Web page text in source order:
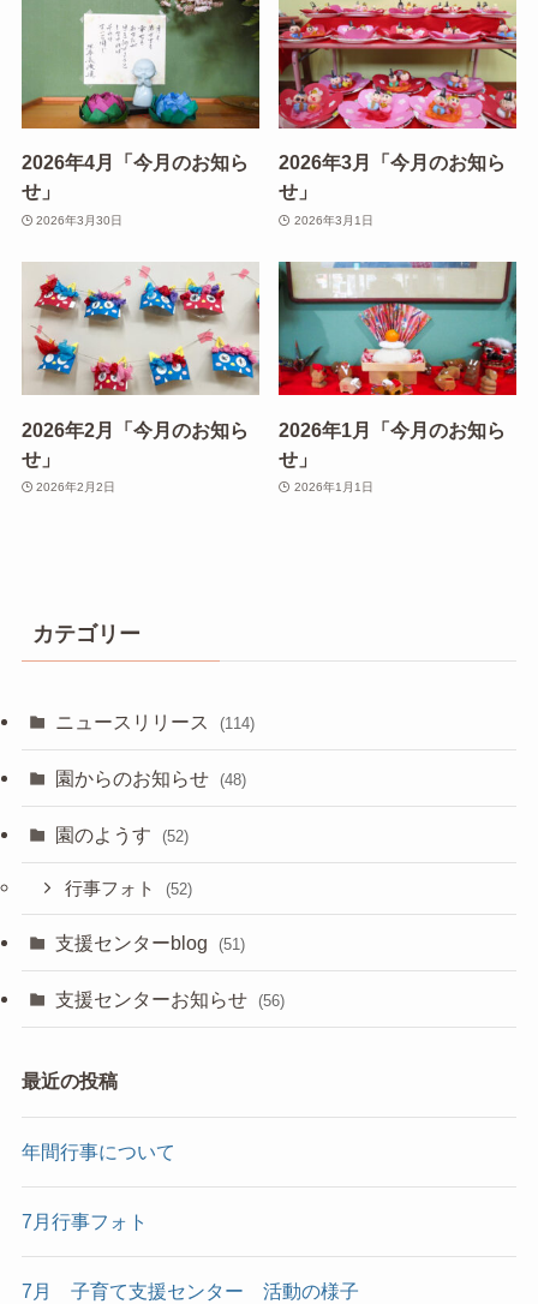
2026年4月「今月のお知ら
せ」
2026年3月30日
2026年3月「今月のお知ら
せ」
2026年3月1日
2026年2月「今月のお知ら
せ」
2026年2月2日
2026年1月「今月のお知ら
せ」
2026年1月1日
カテゴリー
ニュースリリース (114)
園からのお知らせ (48)
園のようす (52)
行事フォト (52)
支援センターblog (51)
支援センターお知らせ (56)
最近の投稿
年間行事について
7月行事フォト
7月 子育て支援センター 活動の様子